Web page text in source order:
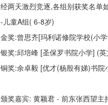
经两天激烈竞逐,各组别获奖名单
-儿童A组( 6-8岁)
金奖:曾思齐[玛利诺修院学校(小
银奖:邱培峰 [圣保罗书院小学] (
铜奖:余卓毅 [优才(杨殷有娣)书
颁奖嘉宾: 黄颖君 - 前东张西望